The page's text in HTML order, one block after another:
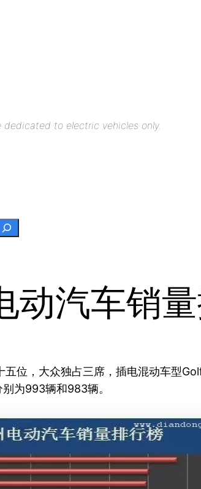
dedicated to electric vehicles only.
动汽车销
位，大众独占三席，插电混动车型
为993辆和983辆。